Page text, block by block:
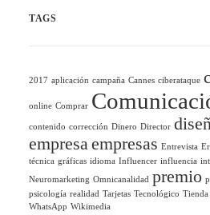
TAGS
2017 aplicación campaña Cannes ciberataque
online Comprar
contenido corrección Dinero Director
empresaempresas Entrevista
técnica gráficas idioma Influencer influencia
Neuromarketing Omnicanalidad premio
psicología realidad Tarjetas Tecnológico Tienda
WhatsApp Wikimedia